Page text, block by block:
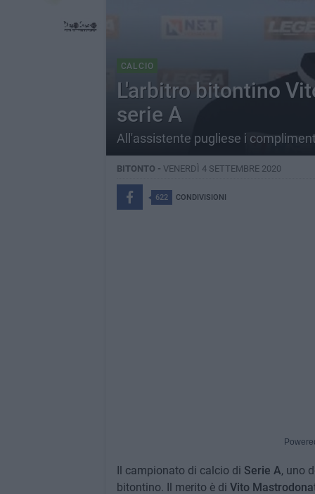
CALCIO
L'arbitro bitontino
serie A
All'assistente pugliese i
BITONTO - VENERDÌ 4 SETTEMBRE 2020
622 CONDIVISIONI
Il campionato di calcio di Serie A, uno
bitontino. Il merito è di Vito